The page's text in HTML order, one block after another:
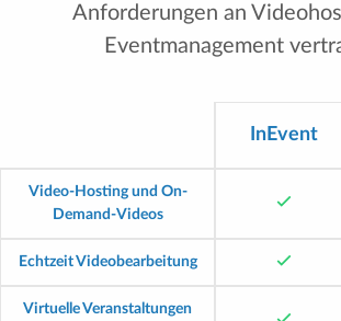
Anforderungen an
Eventmanagement
InEvent
Video-Hosting und On-
Demand-Videos
Echtzeit Videobearbeitung
Virtuelle Veranstaltungen